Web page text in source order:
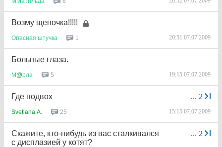
Возму щеночка!!!!!
Опасная штучка 1 20:51 07.07.2009
Больные глаза.
М @рла 5 19:15 07.07.2009
... 2
Где подвох
Svetlana A. 25 15:15 07.07.2009
... 2
Скажите, кто-нибудь из вас сталкивался
с дисплазией у котят?